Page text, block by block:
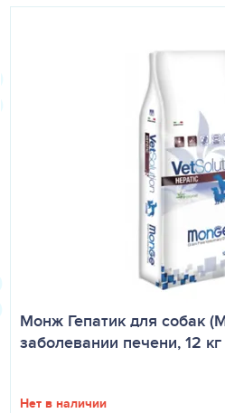
Монж Гепатик для собак
заболевании печени, 12 кг
Нет в наличии